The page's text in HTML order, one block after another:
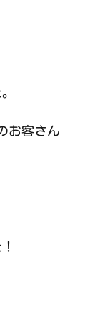
お客さん